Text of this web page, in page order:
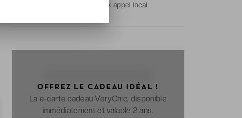
prix appel local
OFFREZ LE CADEAU IDÉAL !
La e-carte cadeau VeryChic, disponible
immédiatement et valable 2 ans.